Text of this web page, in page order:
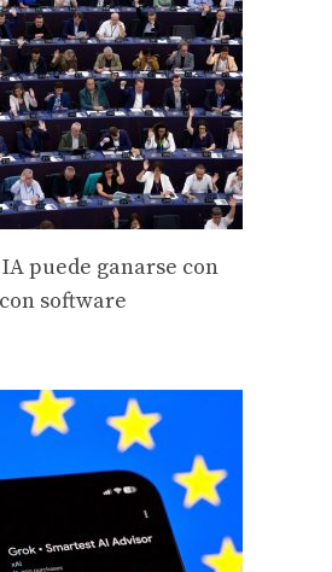
puede ganarse con
software